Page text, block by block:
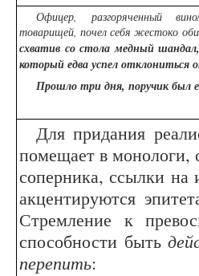
Офицер, разгоряченный
товарищей, почел себя жестоко
схватив со стола медный
который едва успел отклониться
Прошло три дня, поручик был
Для придания
помещает в
соперника, ссылки на
акцентируются
Стремление к
способности быть
перепить: